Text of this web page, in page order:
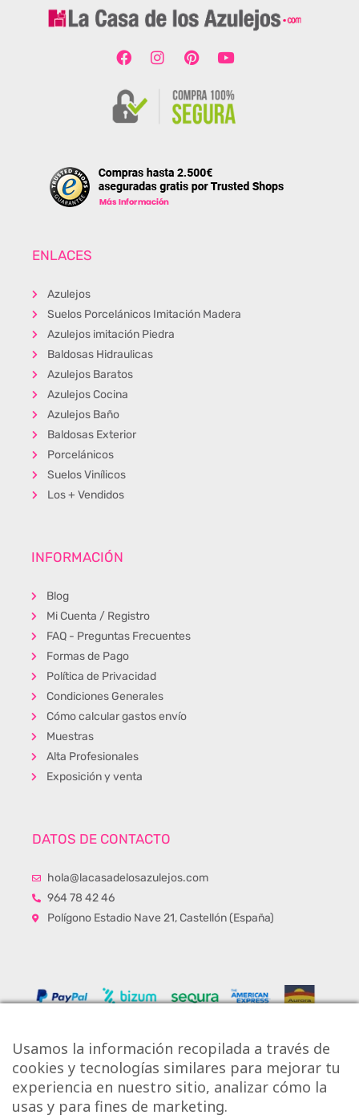
ENLACES
Azulejos
Suelos Porcelánicos Imitación Madera
Azulejos imitación Piedra
Baldosas Hidraulicas
Azulejos Baratos
Azulejos Cocina
Azulejos Baño
Baldosas Exterior
Porcelánicos
Suelos Vinílicos
Los + Vendidos
INFORMACIÓN
Blog
Mi Cuenta / Registro
FAQ - Preguntas Frecuentes
Formas de Pago
Política de Privacidad
Condiciones Generales
Cómo calcular gastos envío
Muestras
Alta Profesionales
Exposición y venta
DATOS DE CONTACTO
hola@lacasadelosazulejos.com
964 78 42 46
Polígono Estadio Nave 21, Castellón (España)
Usamos la información recopilada a través de
cookies y tecnologías similares para mejorar tu
experiencia en nuestro sitio, analizar cómo la
usas y para fines de marketing.